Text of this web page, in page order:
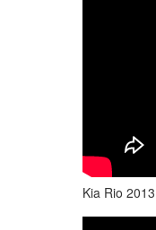
Kia Rio